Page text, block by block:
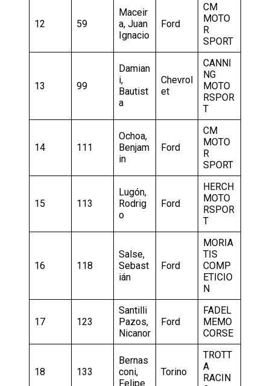
12 59
Maceir
a, Juan
Ignacio
Ford
CM
MOTO
R
SPORT
13 99
Damian
i,
Bautist
a
Chevrol
et
CANNI
NG
MOTO
RSPOR
T
14 111
Ochoa,
Benjam
in
Ford
CM
MOTO
R
SPORT
15 113
Lugón,
Rodrig
o
Ford
HERCH
MOTO
RSPOR
T
16 118
Salse,
Sebast
ián
Ford
MORIA
TIS
COMP
ETICIO
N
17 123
Santilli
Pazos,
Nicanor
Ford
FADEL
MEMO
CORSE
18 133
Bernas
coni,
Felipe
Torino
TROTT
A
RACIN